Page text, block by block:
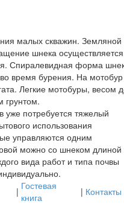
малых скважин. Земляной
шнека осуществляется
Спиралевидная форма
время бурения. На мотобур
Легкие мотобуры, весом
грунтом.
уже потребуется тяжелый
использования
управляются одним
можно со шнеком длиной
вида работ и типа почвы
| Гостевая
книга
| Контакты